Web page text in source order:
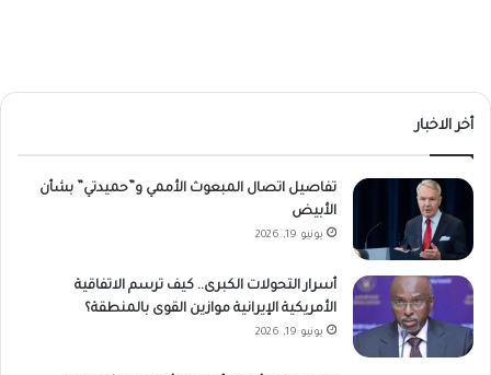
أخر الاخبار
تفاصيل اتصال المبعوث الأممي و”حميدتي” بشأن
الأبيض
يونيو 19, 2026
أسرار التحولات الكبرى.. كيف ترسم الاتفاقية
الأمريكية الإيرانية موازين القوى بالمنطقة؟
يونيو 19, 2026